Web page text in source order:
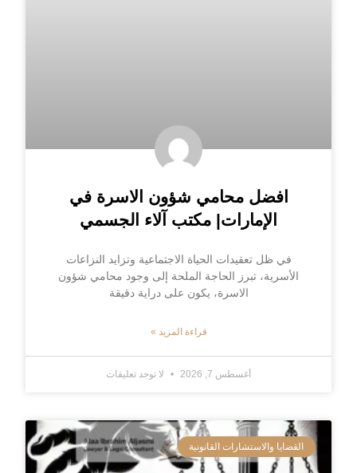
افضل محامي شؤون الاسرة في
الإمارات| مكتب آلاء الجسمي
في ظل تعقيدات الحياة الاجتماعية وتزايد النزاعات
الأسرية، تبرز الحاجة الملحة إلى وجود محامي شؤون
الاسرة، يكون على دراية دقيقة
قراءة المزيد »
أغسطس 7, 2026 لا توجد تعليقات
القضايا والاستشارات القانونية